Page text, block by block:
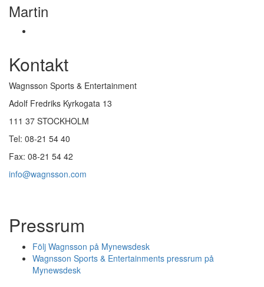
Martin
Kontakt
Wagnsson Sports & Entertainment
Adolf Fredriks Kyrkogata 13
111 37 STOCKHOLM
Tel: 08-21 54 40
Fax: 08-21 54 42
info@wagnsson.com
Pressrum
Följ Wagnsson på Mynewsdesk
Wagnsson Sports & Entertainments pressrum på
Mynewsdesk